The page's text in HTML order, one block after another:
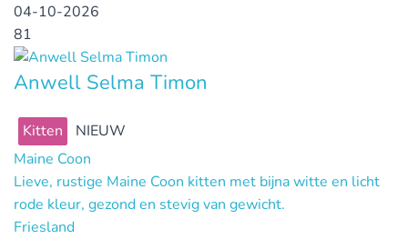
04-10-2026
81
Anwell Selma Timon
Kitten
NIEUW
Maine Coon
Lieve, rustige Maine Coon kitten met bijna witte en licht
rode kleur, gezond en stevig van gewicht.
Friesland